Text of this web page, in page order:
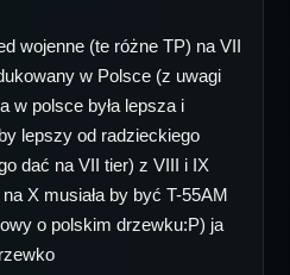
wojenne (te różne TP) na VII
w Polsce (z uwagi
w polsce była lepsza i
lepszy od radzieckiego
dać na VII tier) z VIII i IX
X musiała by być T-55AM
o polskim drzewku:P) ja